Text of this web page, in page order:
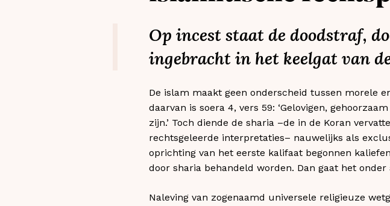
Op incest staat de doodstraf,
ingebracht in het keelgat van
De islam maakt geen onderscheid tussen morele
daarvan is soera 4, vers 59: ‘Gelovigen,
zijn.’ Toch diende de sharia –de in de Koran
rechtsgeleerde interpretaties– nauwelijks als
oprichting van het eerste kalifaat begonnen
door sharia behandeld worden. Dan gaat het
Naleving van zogenaamd universele religieuze